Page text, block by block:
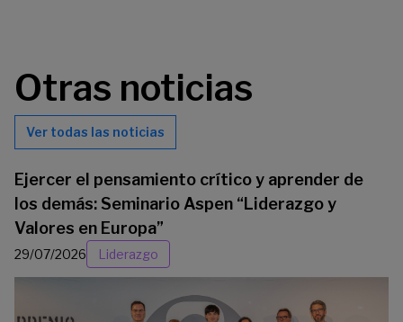
Otras noticias
Ver todas las noticias
Ejercer el pensamiento crítico y aprender de
los demás: Seminario Aspen “Liderazgo y
Valores en Europa”
29/07/2026 Liderazgo